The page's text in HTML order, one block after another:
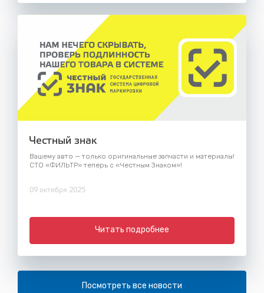
Честный знак
Вашему авто — только оригинальные запчасти и материалы!
СТО «ФИЛЬТР» теперь с «Честным Знаком»!
09 октября 2025
Читать подробнее
Посмотреть все новости